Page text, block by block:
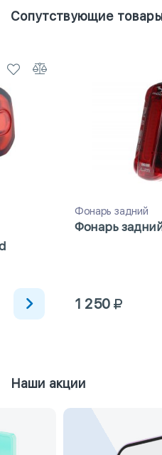
Сопутствующие
Фонарь задний
Фонарь
1 250
Наши акции